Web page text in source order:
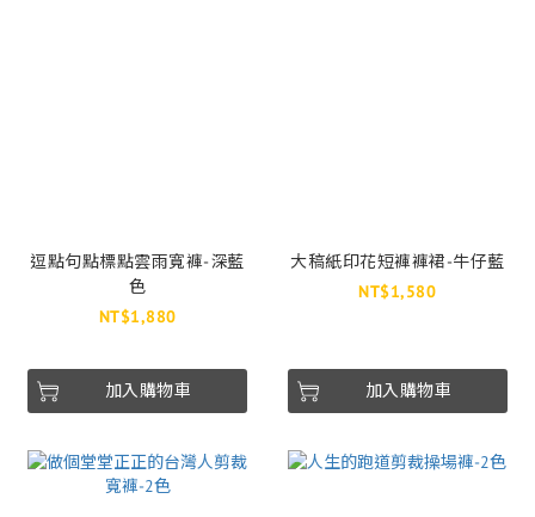
逗點句點標點雲雨寬褲-深藍
色
NT$1,880
加入購物車
大稿紙印花短褲褲裙-牛仔藍
NT$1,580
加入購物車